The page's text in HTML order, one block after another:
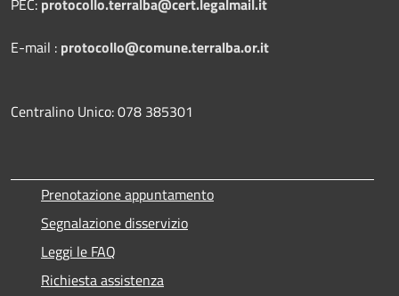
PEC: protocollo.terralba@cert.legalmail.it
E-mail : protocollo@comune.terralba.or.it
Centralino Unico: 078 385301
Prenotazione appuntamento
Segnalazione disservizio
Leggi le FAQ
Richiesta assistenza